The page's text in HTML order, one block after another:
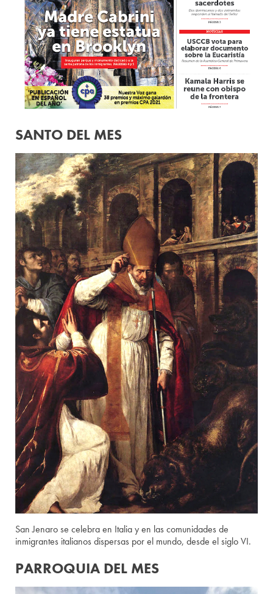
SANTO DEL MES
San Jenaro se celebra en Italia y en las comunidades de
inmigrantes italianos dispersas por el mundo, desde el siglo VI.
PARROQUIA DEL MES